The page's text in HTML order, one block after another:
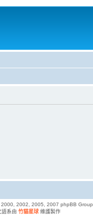
2002, 2005, 2007 phpBB Group
語系由 竹貓星球 維護製作